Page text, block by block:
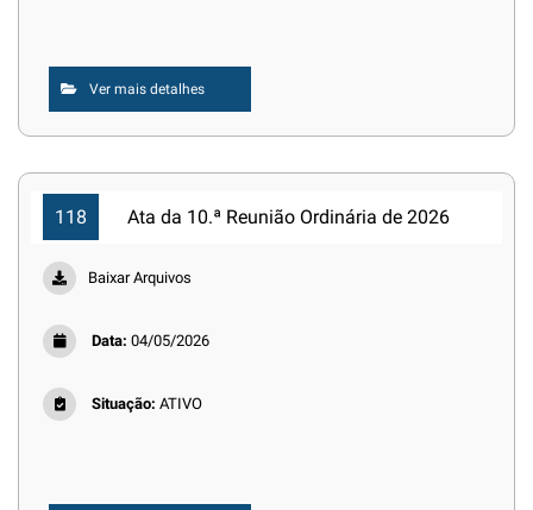
Ver mais detalhes
118 Ata da 10.ª Reunião Ordinária de 2026
Baixar Arquivos
Data: 04/05/2026
Situação: ATIVO